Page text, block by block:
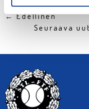
← Edellinen
Seuraava